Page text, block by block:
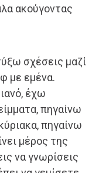
ακούγοντας
σχέσεις μαζί
με εμένα.
έχω
πηγαίνω
πηγαίνω
μέρος της
να γνωρίσεις